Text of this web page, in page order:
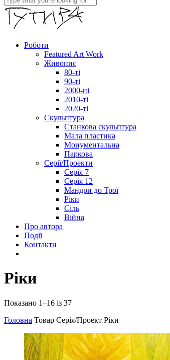
Close
Search
Menu
Роботи
Featured Art Work
Живопис
80-ті
90-ті
2000-ні
2010-ті
2020-ті
Скульптура
Станкова скульптура
Мала пластика
Монументальна
Паркова
Серії/Проекти
Серія 7
Серія 12
Мандри до Трої
Ріки
Сіль
Війна
Про автора
Події
Контакти
Ріки
Показано 1–16 із 37
Головна Товар Серія/Проект Ріки